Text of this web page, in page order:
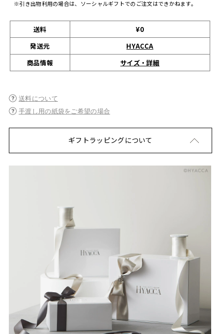
※引き出物利用の場合は、ソーシャルギフトでのご注文はできかねます。
送料
¥0
発送元
HYACCA
商品情報
サイズ・詳細
送料について
手渡し用の紙袋をご希望の場合
ギフトラッピングについて